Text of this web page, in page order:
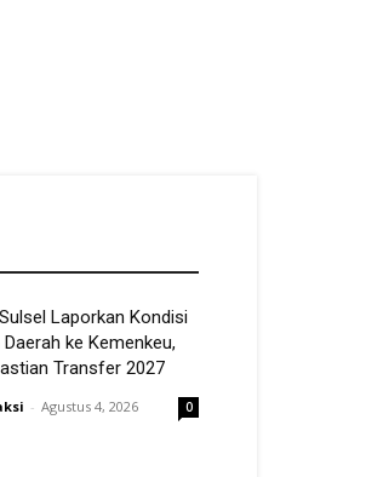
Laporkan Kondisi
ke Kemenkeu,
Transfer 2027
- Agustus 4, 2026 0